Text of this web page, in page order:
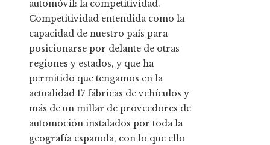
automóvil: la competitividad.
Competitividad entendida como la
capacidad de nuestro país para
posicionarse por delante de otras
regiones y estados, y que ha
permitido que tengamos en la
actualidad 17 fábricas de vehículos y
más de un millar de proveedores de
automoción instalados por toda la
geografía española, con lo que ello